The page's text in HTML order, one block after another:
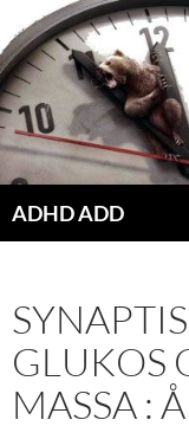
Hoppa
till
innehåll
ADHD ADD
GLUKOS
MASSA :